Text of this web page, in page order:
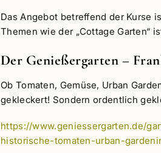
Das Angebot betreffend der Kurse
Themen wie der „Cottage Garten“
Der Genießergarten –
Ob Tomaten, Gemüse, Urban
gekleckert! Sondern ordentlich
https://www.geniessergarten.de/
historische-tomaten-urban-